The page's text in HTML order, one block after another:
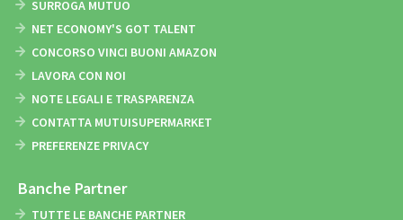
SURROGA MUTUO
NET ECONOMY'S GOT TALENT
CONCORSO VINCI BUONI AMAZON
LAVORA CON NOI
NOTE LEGALI E TRASPARENZA
CONTATTA MUTUISUPERMARKET
PREFERENZE PRIVACY
Banche Partner
TUTTE LE BANCHE PARTNER